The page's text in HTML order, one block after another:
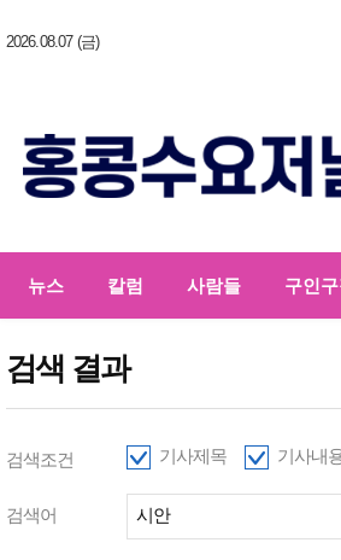
2026.08.07 (금)
뉴스 칼럼 사람들 구인구
검색 결과
검색조건 기사제목 기사내
검색어